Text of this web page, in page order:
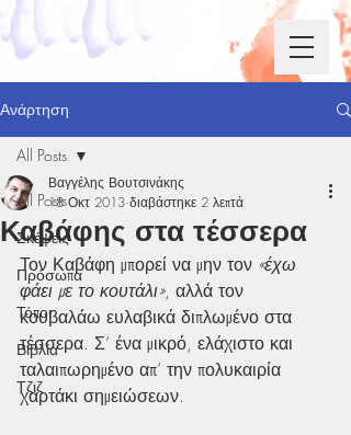
Ανάρτηση
All Posts
Σκέψεις
Πρόσωπα
Τόποι
Βιβλία
Τζιζ
All Posts
Καβάφης στα τέσσερα
Βαγγέλης Βουτσινάκης
18 Οκτ 2013 διαβάστηκε 2 λεπτά
Τον Καβάφη μπορεί να μην τον «έχω
φάει με το κουτάλι», αλλά τον
κουβαλάω ευλαβικά διπλωμένο στα
τέσσερα. Σ’ ένα μικρό, ελάχιστο και
ταλαιπωρημένο απ’ την πολυκαιρία
χαρτάκι σημειώσεων.